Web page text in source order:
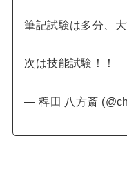
筆記試験は多分、大
次は技能試験！！
— 稗田 八方斎